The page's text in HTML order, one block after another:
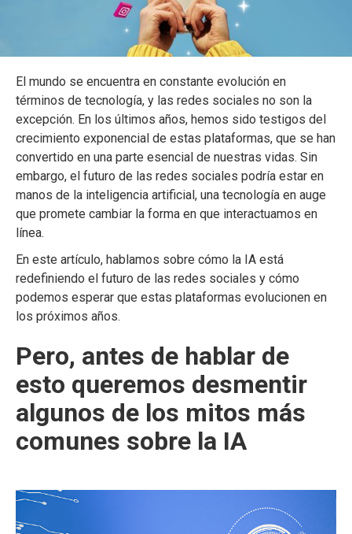
El mundo se encuentra en constante evolución en
términos de tecnología, y las redes sociales no son la
excepción. En los últimos años, hemos sido testigos del
crecimiento exponencial de estas plataformas, que se han
convertido en una parte esencial de nuestras vidas. Sin
embargo, el futuro de las redes sociales podría estar en
manos de la inteligencia artificial, una tecnología en auge
que promete cambiar la forma en que interactuamos en
línea.
En este artículo, hablamos sobre cómo la IA está
redefiniendo el futuro de las redes sociales y cómo
podemos esperar que estas plataformas evolucionen en
los próximos años.
Pero, antes de hablar de
esto queremos desmentir
algunos de los mitos más
comunes sobre la IA